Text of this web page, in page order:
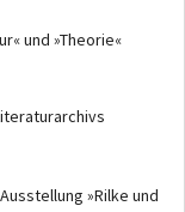
und »Theorie«
»Rilke und